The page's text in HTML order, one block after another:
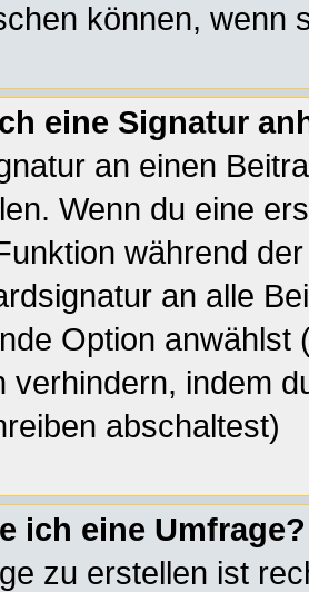
können, wenn
eine Signatur
an einen
Wenn du eine
während
an alle
Option anwählst
verhindern, indem
abschaltest)
ich eine Umfrage?
zu erstellen ist